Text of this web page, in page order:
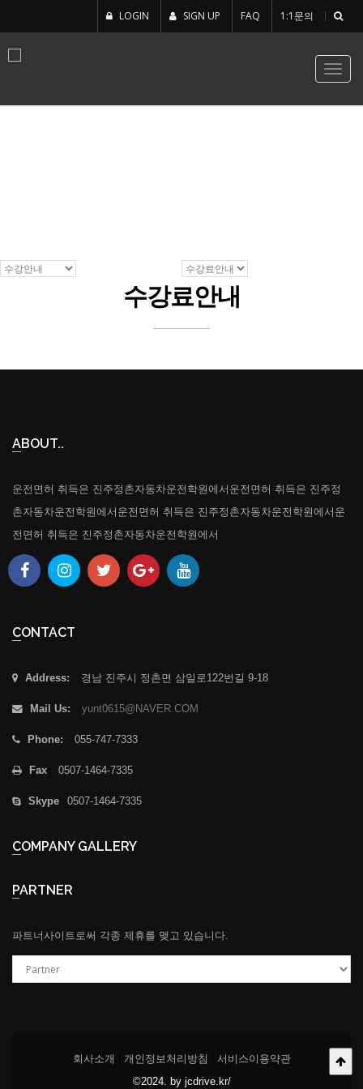
LOGIN SIGN UP FAQ 1:1문의
수강료안내
ABOUT..
운전면허 취득은 진주정촌자동차운전학원에서운전면허 취득은 진주정
촌자동차운전학원에서운전면허 취득은 진주정촌자동차운전학원에서운
전면허 취득은 진주정촌자동차운전학원에서
CONTACT
Address: 경남 진주시 정촌면 삼일로122번길 9-18
Mail Us: yunt0615@NAVER.COM
Phone: 055-747-7333
Fax 0507-1464-7335
Skype 0507-1464-7335
COMPANY GALLERY
PARTNER
파트너사이트로써 각종 제휴를 맺고 있습니다.
회사소개 개인정보처리방침
서비스이용약관
©2024. by jcdrive.kr/